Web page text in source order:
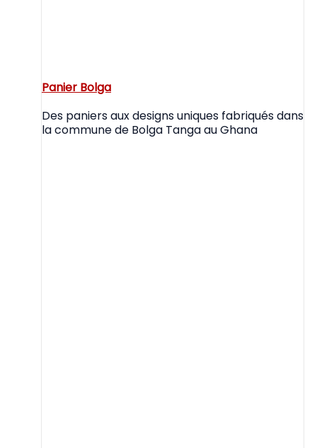
Panier Bolga
Des paniers aux designs uniques fabriqués dans
la commune de Bolga Tanga au Ghana